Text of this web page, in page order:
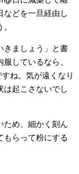
などを一旦経由し
きましょう」と書
しているなら、
ね。気が遠くなり
は起こさないでし
ため、細かく刻ん
もらって粉にする